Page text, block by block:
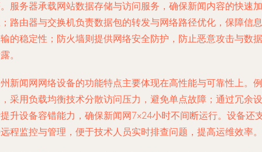
服务器承载网站数据存储与访问服务，确保新闻内容的快速加
路由器与交换机负责数据包的转发与网络路径优化，保障信息
的稳定性；防火墙则提供网络安全防护，防止恶意攻击与数据
。
新闻网网络设备的功能特点主要体现在高性能与可靠性上。例
采用负载均衡技术分散访问压力，避免单点故障；通过冗余设
升设备容错能力，确保新闻网7×24小时不间断运行。设备还
程监控与管理，便于技术人员实时排查问题，提高运维效率。